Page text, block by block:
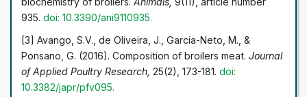
досліду. Як можна побачити, що збереження курчат-
бройлерів за період досліду в дослідних групах
становить 96%, а у контрольній — 94%. Аналізуючи
вищевикладене можна зробити висновок, що
додавання до питної води досліджувальні сполуки
триазолінового ряду посилює гемопоез, має
935.doi: 10.3390/ani9110935.
[3] Avango, S.V., de Oliveira, J., Garcia-Neto, M., &
Ponsano, G. (2016). Composition of broilers meat.Journal
of Applied Poultry Research, 25(2), 173-181.doi:
10.3382/japr/pfv095.